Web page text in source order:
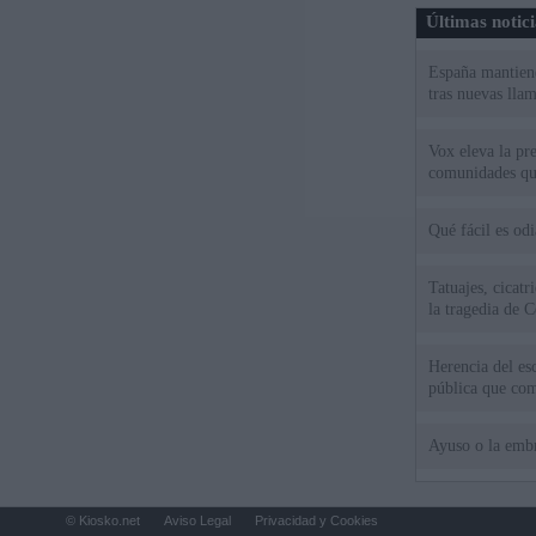
Últimas
España
tras nuevas
Vox eleva la
comunidades
Qué fácil es
Tatuajes,
la tragedia de
Herencia del
pública que
Ayuso o la
© Kiosko.net Aviso Legal Privacidad y Cookies